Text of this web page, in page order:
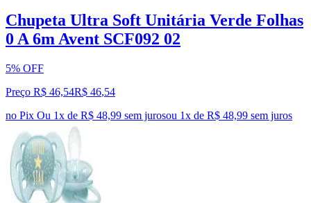
Chupeta Ultra Soft Unitária Verde Folhas
0 A 6m Avent SCF092 02
5% OFF
Preço R$ 46,54R$ 46,54
no Pix Ou 1x de R$ 48,99 sem jurosou 1x de R$ 48,99 sem juros